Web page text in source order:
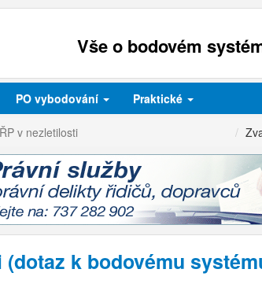
Vše o bodovém
PO vybodování Praktické
v nezletilosti
k bodovému